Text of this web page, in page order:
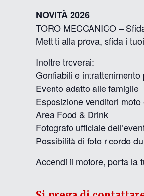
NOVITÀ 2026
TORO MECCANICO –
Mettiti alla prova, sfida i
Inoltre troverai:
Gonfiabili e intrattenimento
Evento adatto alle famiglie
Esposizione venditori
Area Food & Drink
Fotografo ufficiale
Possibilità di foto ricordo
Accendi il motore, porta la